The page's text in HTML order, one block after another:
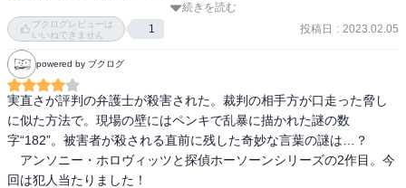
アンソニー・ホロヴィッツのホームズ物「ホーソーン・ホロヴィッ
ツ」シリーズの第２作目。ホロヴィッツの作品は、暫く読んでいな
い時期が有ったが、３作目「殺しへのライン」が、予想以上に面白
かったので、シリーズを遡り、読む事となった。相変わらず、上手
い。伏瀬が張り巡らされており、しっかり回収もされている。アナ
グラムの所は、やられました。全編を通して、ホームズへのオマー
ジュが随所に見られる所も＋評価。ホロヴィッツが、事件が解決し
たと、ホーソーンに電話で伝えるシーンからは、一気読みでした。
ホームズ愛も加点して☆4.6
続きを読む
ブクログレビューは
いいねできません
1 投稿日 : 2023.02.05
powered by ブクログ
実直さが評判の弁護士が殺害された。裁判の相手方が口走った脅し
に似た方法で。現場の壁にはペンキで乱暴に描かれた謎の数
字“182”。被害者が殺される直前に残した奇妙な言葉の謎は…？
アンソニー・ホロヴィッツと探偵ホーソーンシリーズの2作目。今
回は犯人当たりました！